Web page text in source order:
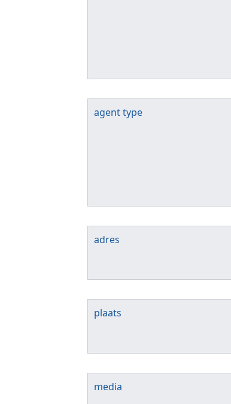
agent type
adres
plaats
media